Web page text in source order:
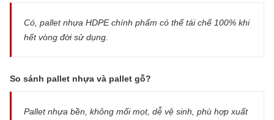
Có, pallet nhựa HDPE chính phẩm có thể tái chế 100% khi
hết vòng đời sử dụng.
So sánh pallet nhựa và pallet gỗ?
Pallet nhựa bền, không mối mọt, dễ vệ sinh, phù hợp xuất